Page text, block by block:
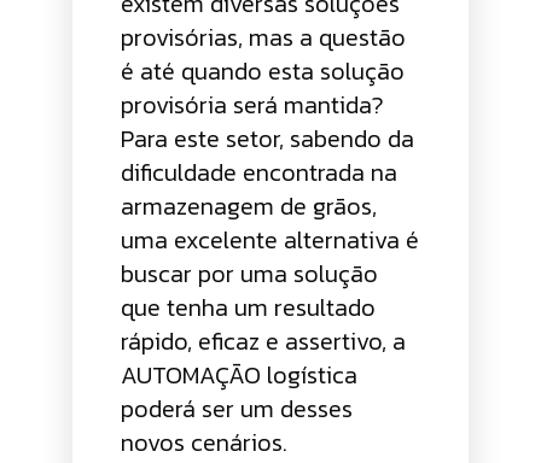
provisórias, mas a questão
é até quando esta solução
provisória será mantida?
Para este setor, sabendo da
dificuldade encontrada na
armazenagem de grãos,
uma excelente alternativa é
buscar por uma solução
que tenha um resultado
rápido, eficaz e assertivo, a
AUTOMAÇÃO logística
poderá ser um desses
novos cenários.